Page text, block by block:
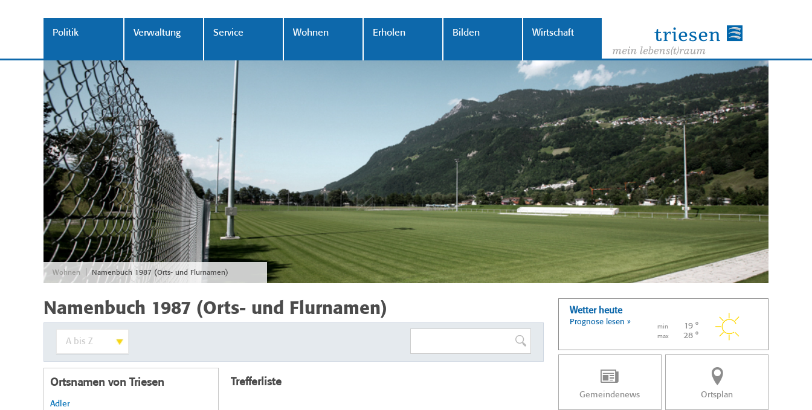
Politik Verwaltung Service Wohnen Erholen Bilden Wirtschaft
Wohnen Namenbuch 1987 (Orts- und Flurnamen)
Namenbuch 1987 (Orts- und Flurnamen)
Ortsnamen von Triesen
Adler
Trefferliste
Wetter heute
Prognose lesen »
min 19 °
max 28 °
Gemeindenews Ortsplan